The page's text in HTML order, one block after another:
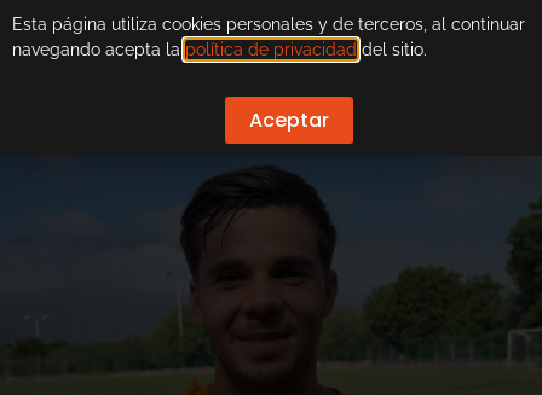
Esta página utiliza cookies personales y de terceros, al continuar
navegando acepta la política de privacidad del sitio.
Aceptar